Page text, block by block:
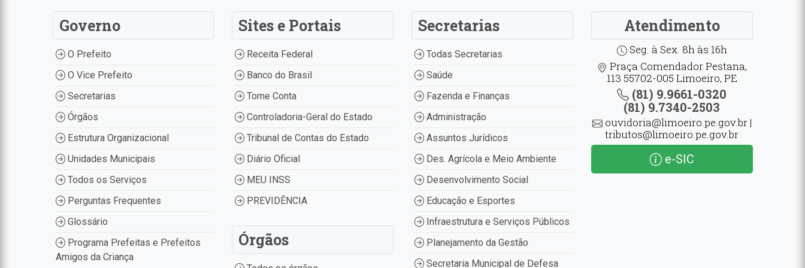
Governo
O Prefeito
O Vice Prefeito
Secretarias
Órgãos
Estrutura Organizacional
Unidades Municipais
Todos os Serviços
Perguntas Frequentes
Glossário
Programa Prefeitas e Prefeitos
Amigos da Criança
Sites e Portais
Receita Federal
Banco do Brasil
Tome Conta
Controladoria-Geral do Estado
Tribunal de Contas do Estado
Diário Oficial
MEU INSS
PREVIDÊNCIA
Órgãos
Secretarias
Todas Secretarias
Saúde
Fazenda e Finanças
Administração
Assuntos Jurídicos
Des. Agrícola e Meio Ambiente
Desenvolvimento Social
Educação e Esportes
Infraestrutura e Serviços Públicos
Planejamento da Gestão
Secretaria Municipal de Defesa
Atendimento
Seg. à Sex. 8h às 16h
Praça Comendador Pestana,
113 55702-005 Limoeiro, PE
(81) 9.9661-0320
(81) 9.7340-2503
ouvidoria@limoeiro.pe.gov.br |
tributos@limoeiro.pe.gov.br
e-SIC